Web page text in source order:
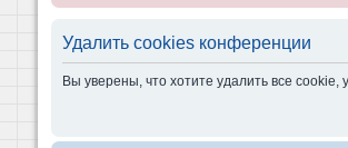
Удалить cookies конференции
Вы уверены, что хотите удалить все